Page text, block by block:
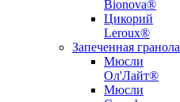
Bionova®
Цикорий
Leroux®
Запеченная гранола
Мюсли
Ол'Лайт®
Мюсли